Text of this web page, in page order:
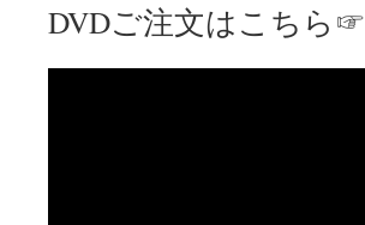
DVDご注文はこちら☞